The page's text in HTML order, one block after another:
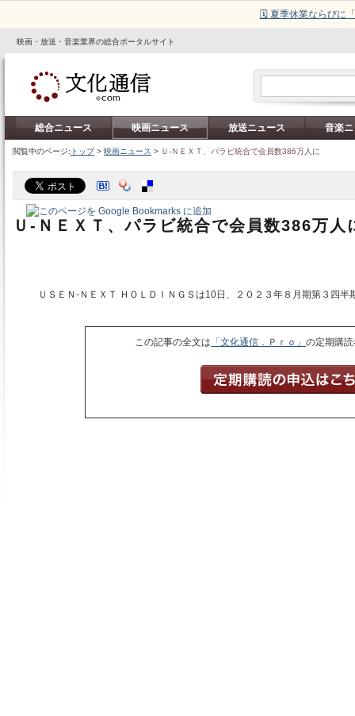
🗓️ 夏季休業ならびに
映画・放送・音楽業界の総合ポータルサイト
総合ニュース 映画ニュース 放送ニュース 音楽
閲覧中のページ: トップ> 映画ニュース > Ｕ‐ＮＥＸＴ、パラビ統合で会員数386万人に
Ｕ‐ＮＥＸＴ、パラビ統合で会員数386万人
ＵＳＥＮ‐ＮＥＸＴ ＨＯＬＤＩＮＧＳは10日、２０２３年８月期第３四
この記事の全文は 「文化通信．Ｐｒｏ」の定期購